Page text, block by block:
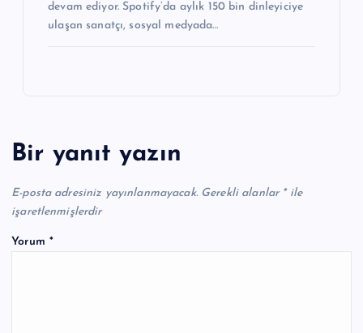
devam ediyor. Spotify’da aylık 150 bin dinleyiciye
ulaşan sanatçı, sosyal medyada…
Bir yanıt yazın
E-posta adresiniz yayınlanmayacak. Gerekli alanlar *ile
işaretlenmişlerdir
Yorum *